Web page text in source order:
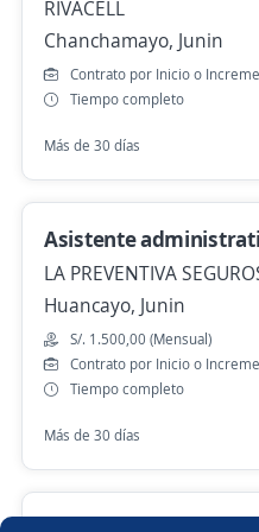
ventas de celulares y
Plaza Huancayo
4,3
Grupo Tawa
Huancayo, Junin
Hace 2 días
Anterior
Nuevas ofertas de
Ejecutivo personal
RIVACELL
Chanchamayo, Junin
Contrato por Inicio o
Tiempo completo
Más de 30 días
Asistente
LA PREVENTIVA
Huancayo, Junin
S/. 1.500,00 (Mensual)
Contrato por Inicio o
Tiempo completo
Más de 30 días